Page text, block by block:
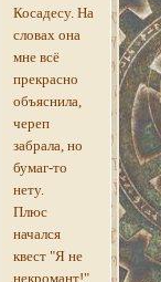
Косадесу. На
словах она
мне всё
прекрасно
объяснила,
череп
забрала, но
бумаг-то
нету.
Плюс
начался
квест "Я не
некромант!"